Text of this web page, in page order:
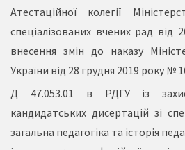
Атестаційної колегії
спеціалізованих вчених рад від
внесення змін до наказу
України від 28 грудня 2019 року №
Д 47.053.01 в РДГУ із
кандидатських дисертацій зі
загальна педагогіка та історія